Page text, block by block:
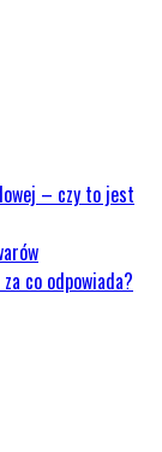
– czy to jest
co odpowiada?